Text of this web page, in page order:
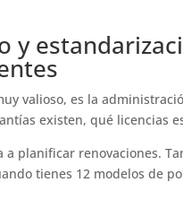
y
valioso, es la
existen, qué licencias
a planificar renovaciones.
tienes 12 modelos de